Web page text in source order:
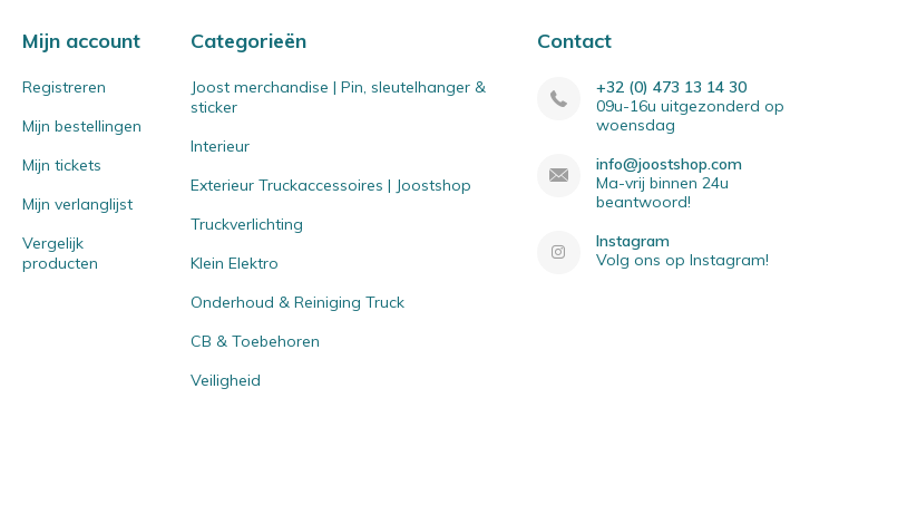
Mijn account
Registreren
Mijn bestellingen
Mijn tickets
Mijn verlanglijst
Vergelijk
producten
Categorieën
Joost merchandise | Pin, sleutelhanger &
sticker
Interieur
Exterieur Truckaccessoires | Joostshop
Truckverlichting
Klein Elektro
Onderhoud & Reiniging Truck
CB & Toebehoren
Veiligheid
Contact
+32 (0) 473 13 14 30
09u-16u uitgezonderd op
woensdag
info@joostshop.com
Ma-vrij binnen 24u
beantwoord!
Instagram
Volg ons op Instagram!